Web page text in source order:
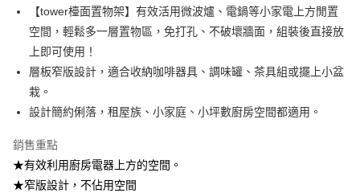
【注意事項】
1.本服務係由「台灣大哥大股份有限公司」（以下簡稱本公司）所提供，讓
用戶於交易時，得透過本服務購買商品或服務，並由商店將買賣／分期付款
買賣價金債權讓與本公司後，依約使用本公司帳單繳交帳款。
2.基於同意付款使用「大哥付你分期」之契約關係目的，商店將以您的個人
由本公司與您本人進行分期帳單所需資料之確認、核對及更正。
【tower檯面置物架】有效活用微波爐、電鍋等小家電上方閒置
空間，輕鬆多一層置物區，免打孔、不破壞牆面，組裝後直接放
上即可使用！
層板窄版設計，適合收納咖啡器具、調味罐、茶具組或擺上小盆
栽。
設計簡約俐落，租屋族、小家庭、小坪數廚房空間都適用。
銷售重點
★有效利用廚房電器上方的空間。
★窄版設計，不佔用空間